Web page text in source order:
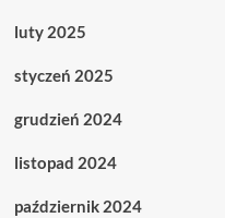
luty 2025
styczeń 2025
grudzień 2024
listopad 2024
październik 2024